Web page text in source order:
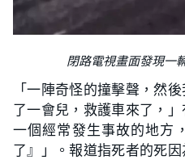
閉路電視畫面發現一
「一陣奇怪的撞擊聲，然
了一會兒，救護車來了，
一個經常發生事故的地方
了』」。報道指死者的死